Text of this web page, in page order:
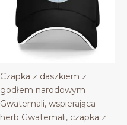
Czapka z daszkiem z
godłem narodowym
Gwatemali, wspierająca
herb Gwatemali, czapka z